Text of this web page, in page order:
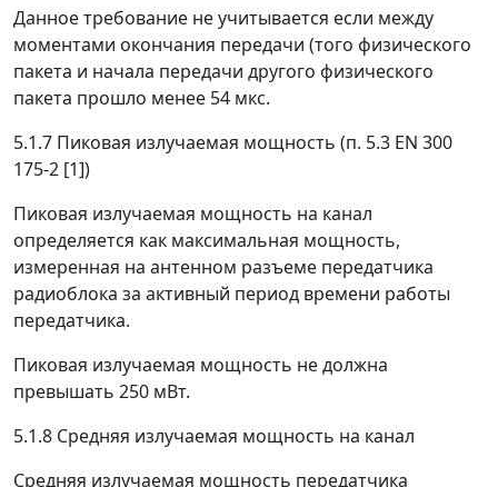
Данное требование не учитывается если между
моментами окончания передачи (того физического
пакета и начала передачи другого физического
пакета прошло менее 54 мкс.
5.1.7 Пиковая излучаемая мощность (п. 5.3 EN 300
175-2 [1])
Пиковая излучаемая мощность на канал
определяется как максимальная мощность,
измеренная на антенном разъеме передатчика
радиоблока за активный период времени работы
передатчика.
Пиковая излучаемая мощность не должна
превышать 250 мВт.
5.1.8 Средняя излучаемая мощность на канал
Средняя излучаемая мощность передатчика